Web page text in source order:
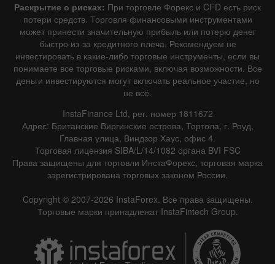
Раскрытие о рисках: При торговле Форекс и CFD есть риск
потери средств. Торговля финансовыми инструментами
может принести значительную прибыль или потерю денег
быстро из-за кредитного плеча. Рекомендуем не
инвестировать в какие-либо торговые инструменты, если вы
понимаете все торговые рисками, включая возможности. Все
деньги инвестируются могут включать реальное участие, но
не всё.
InstaFinance Ltd, рег. номер 1811672
Адрес: Британские Виргинские острова, Тортола, г. Роуд,
Главная улица, Виндзор Хаус, офис 4.
Торговая лицензия SIBA/L/14/1082 органа BVI FSC
Права защищены для торговли ИнстаФорекс, торговая марка
зарегистрирована торговых законом России.
Copyright © 2007-2026 InstaForex. Все права защищены.
Торговые марки принадлежат InstaFintech Group.